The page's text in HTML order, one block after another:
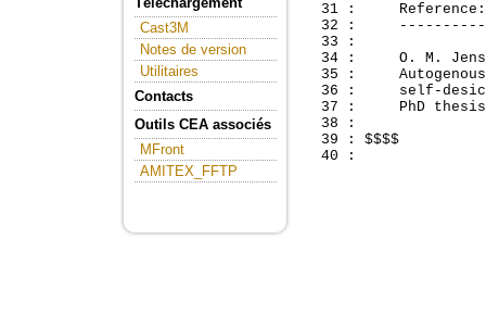
Cast3M
Notes de version
Utilitaires
Contacts
Outils CEA associés
MFront
AMITEX_FFTP
  31 :     Reference:
  32 :     ----------
  33 :
34 :     O. M.
35 :
36 :     self-
37 :     PhD
  38 :
  39 : $$$$